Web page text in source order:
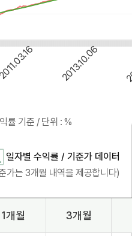
2011.03.16 2013.10.06
일자별 수익률 / 기준가 데이터
가는 3개월 내역을 제공합니다)
1개월 3개월